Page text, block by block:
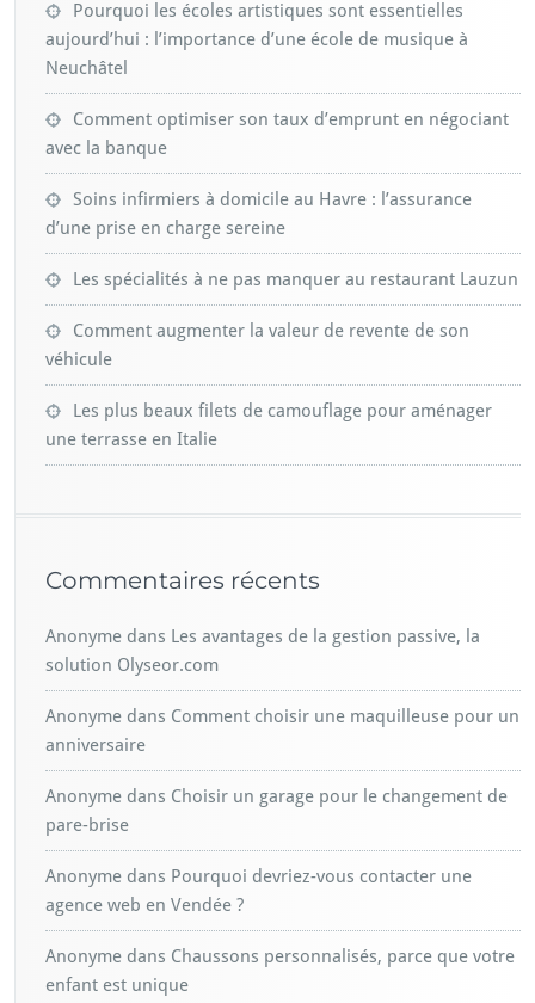
Pourquoi les écoles artistiques sont essentielles
aujourd’hui : l’importance d’une école de musique à
Neuchâtel
Comment optimiser son taux d’emprunt en négociant
avec la banque
Soins infirmiers à domicile au Havre : l’assurance
d’une prise en charge sereine
Les spécialités à ne pas manquer au restaurant Lauzun
Comment augmenter la valeur de revente de son
véhicule
Les plus beaux filets de camouflage pour aménager
une terrasse en Italie
Commentaires récents
Anonyme dans Les avantages de la gestion passive, la
solution Olyseor.com
Anonyme dans Comment choisir une maquilleuse pour un
anniversaire
Anonyme dans Choisir un garage pour le changement de
pare-brise
Anonyme dans Pourquoi devriez-vous contacter une
agence web en Vendée ?
Anonyme dans Chaussons personnalisés, parce que votre
enfant est unique